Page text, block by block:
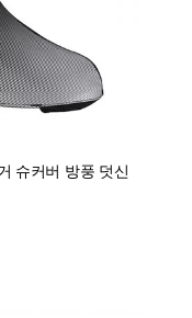
슈커버 방풍 덧신